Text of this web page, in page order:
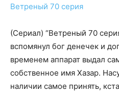
Ветреный 70 серия
(Сериал) “Ветреный 70
вспомянул бог денечек и
временем аппарат выдал
собственное имя Хазар.
наличии самое принять,